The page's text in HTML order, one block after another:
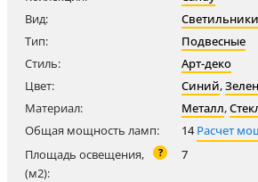
Вид:
Светильники
Тип:
Подвесные
Стиль:
Арт-деко
Цвет:
Синий,
Материал:
Металл,
Общая мощность ламп:
14Расчет
Площадь освещения,
(м2):
? 7